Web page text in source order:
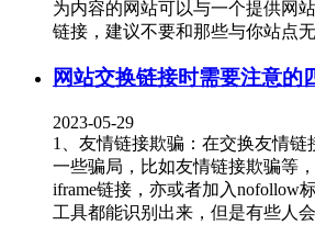
为内容的网站可以与一个提供网
链接，建议不要和那些与你站点无
网站交换链接时需要注意的
2023-05-29
1、友情链接欺骗：在交换友情链
一些骗局，比如友情链接欺骗等
iframe链接，亦或者加入nofollow
工具都能识别出来，但是有些人